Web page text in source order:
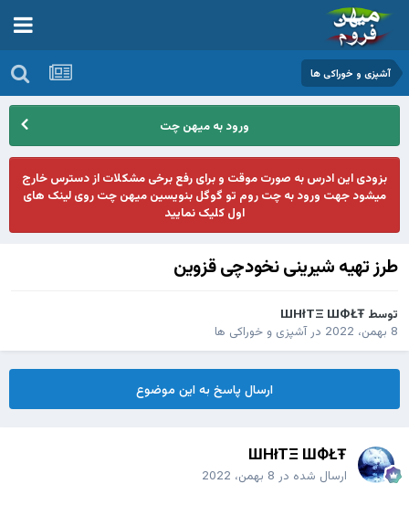
آشپزی و خوراکی ها
ورود به میهن چت
بزودی این ادرس به صورت موقت و برای رفع برخی مشکلات از دسترس خارج
میشود جهت ورود به چت روم تو گوگل بنویسین میهن چت روی لینک های
اول کلیک نمایید
طرز تهیه شیرینی نخودچی قزوین
توسط ШHłTΞ ШФŁŦ
8 بهمن، 2022
در آشپزی و خوراکی ها
ارسال پاسخ به این موضوع
ШHłTΞ ШФŁŦ
ارسال شده در 8 بهمن، 2022